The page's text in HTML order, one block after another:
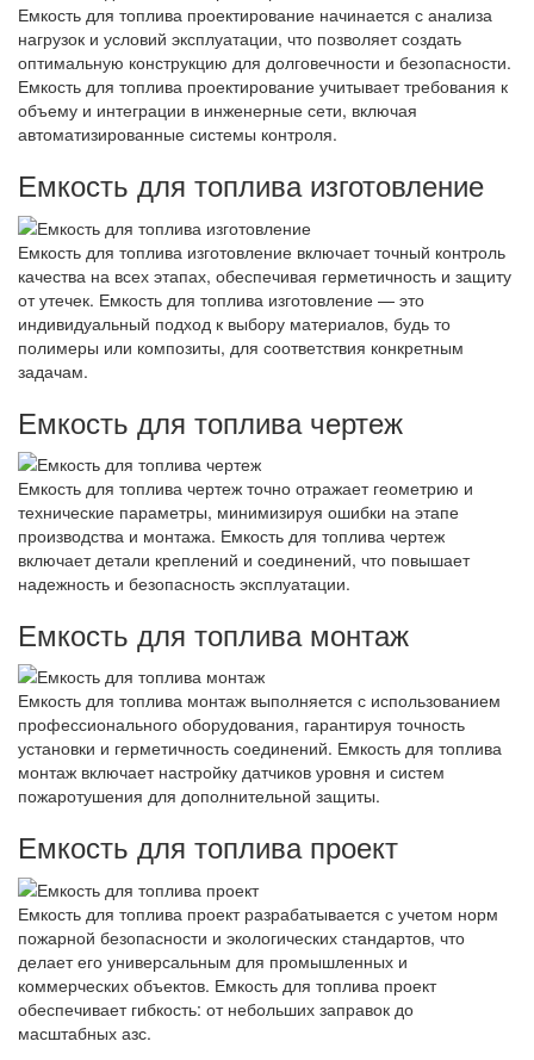
Емкость для топлива проектирование начинается с анализа
нагрузок и условий эксплуатации, что позволяет создать
оптимальную конструкцию для долговечности и безопасности.
Емкость для топлива проектирование учитывает требования к
объему и интеграции в инженерные сети, включая
автоматизированные системы контроля.
Емкость для топлива изготовление
Емкость для топлива изготовление включает точный контроль
качества на всех этапах, обеспечивая герметичность и защиту
от утечек. Емкость для топлива изготовление — это
индивидуальный подход к выбору материалов, будь то
полимеры или композиты, для соответствия конкретным
задачам.
Емкость для топлива чертеж
Емкость для топлива чертеж точно отражает геометрию и
технические параметры, минимизируя ошибки на этапе
производства и монтажа. Емкость для топлива чертеж
включает детали креплений и соединений, что повышает
надежность и безопасность эксплуатации.
Емкость для топлива монтаж
Емкость для топлива монтаж выполняется с использованием
профессионального оборудования, гарантируя точность
установки и герметичность соединений. Емкость для топлива
монтаж включает настройку датчиков уровня и систем
пожаротушения для дополнительной защиты.
Емкость для топлива проект
Емкость для топлива проект разрабатывается с учетом норм
пожарной безопасности и экологических стандартов, что
делает его универсальным для промышленных и
коммерческих объектов. Емкость для топлива проект
обеспечивает гибкость: от небольших заправок до
масштабных азс.